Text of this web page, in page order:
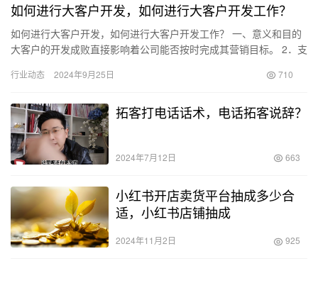
如何进行大客户开发，如何进行大客户开发工作？
如何进行大客户开发，如何进行大客户开发工作？ 一、意义和目的
大客户的开发成败直接影响着公司能否按时完成其营销目标。 2．支
行业动态 2024年9月25日 710
拓客打电话话术，电话拓客说辞？
2024年7月12日 663
小红书开店卖货平台抽成多少合
适，小红书店铺抽成
2024年11月2日 925